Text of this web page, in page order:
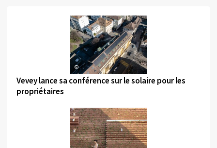
©
Vevey lance sa conférence sur le solaire pour les
propriétaires